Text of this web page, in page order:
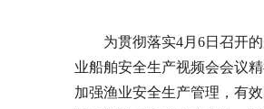
为贯彻落实4月6日召开
业船舶安全生产视频会会议
加强渔业安全生产管理，有